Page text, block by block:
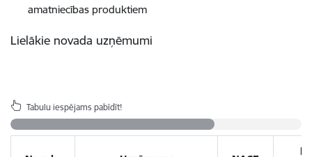
amatniecības produktiem
Lielākie novada uzņēmumi
Tabulu iespējams pabīdīt!